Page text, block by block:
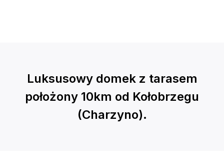
Luksusowy domek z tarasem
położony 10km od Kołobrzegu
(Charzyno).